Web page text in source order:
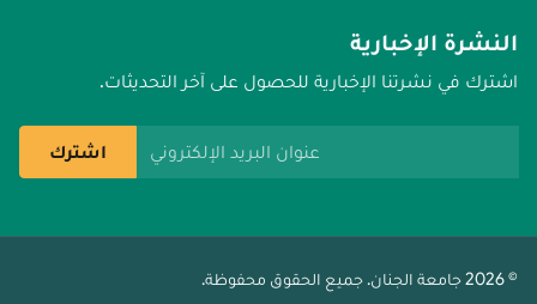
النشرة الإخبارية
اشترك في نشرتنا الإخبارية للحصول على آخر التحديثات.
اشترك
© 2026 جامعة الجنان. جميع الحقوق محفوظة.